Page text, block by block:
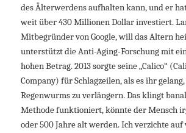
des Älterwerdens aufhalten kann, und er
weit über 430 Millionen Dollar investiert.
Mitbegründer von Google, will das Altern
unterstützt die Anti-Aging-Forschung mit
hohen Betrag. 2013 sorgte seine „Calico“
Company) für Schlagzeilen, als es ihr
Regenwurms zu verlängern. Das klingt
Methode funktioniert, könnte der Mensch
oder 500 Jahre alt werden. Ich verzichte